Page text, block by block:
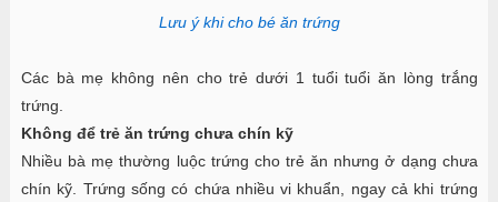
Lưu ý khi cho bé ăn trứng
Các bà mẹ không nên cho trẻ dưới 1 tuổi tuổi ăn lòng trắng
trứng.
Không để trẻ ăn trứng chưa chín kỹ
Nhiều bà mẹ thường luộc trứng cho trẻ ăn nhưng ở dạng chưa
chín kỹ. Trứng sống có chứa nhiều vi khuẩn, ngay cả khi trứng